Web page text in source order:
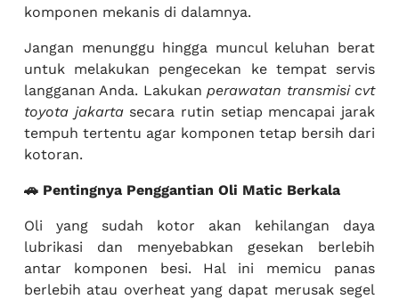
komponen mekanis di dalamnya.
Jangan menunggu hingga muncul keluhan berat
untuk melakukan pengecekan ke tempat servis
langganan Anda. Lakukanperawatan transmisi cvt
toyota jakartasecara rutin setiap mencapai jarak
tempuh tertentu agar komponen tetap bersih dari
kotoran.
🚗 Pentingnya Penggantian Oli Matic Berkala
Oli yang sudah kotor akan kehilangan daya
lubrikasi dan menyebabkan gesekan berlebih
antar komponen besi. Hal ini memicu panas
berlebih atau overheat yang dapat merusak segel